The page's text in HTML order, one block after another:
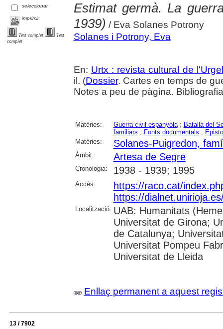
seleccionar
imprimir
Text complet
Text
complet
Estimat germà. La
1939) / Eva Solanes Potrony
Solanes i Potrony, Eva
En: Urtx : revista cultural de
il. (Dossier. Cartes en temps de
Notes a peu de pàgina.
Matèries: Guerra civil espanyola; Batalla del
familiars ; Fonts documentals ;
Matèries:
Solanes-Puigredon,
Àmbit: Artesa de Segre
Cronologia: 1938 - 1939; 1995
Accés:
https://raco.cat/
https://
Localització: UAB: Humanitats
Universitat de Girona;
de Catalunya;
Universitat Pompeu
Universitat de Lleida
Enllaç permanent a aquest
13 / 7902